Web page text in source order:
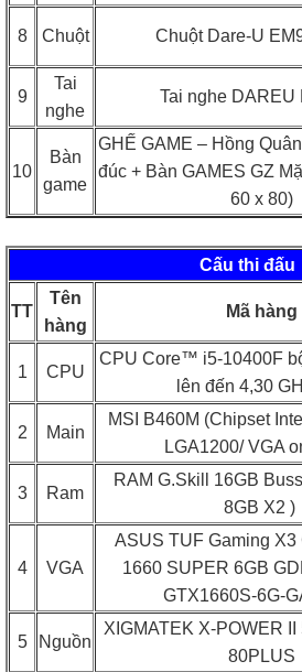
8 Chuột Chuột Dare-U
9
Tai
nghe
Tai nghe DAREU
10
Bàn
game
GHẾ GAME – Hồng
đúc + Bàn GAMES GZ
60 x 80)
Cấu thi đấu
TT
Tên
hàng
Mã hàng
1 CPU
CPU Core™ i5-10400F
lên đến 4,30
2 Main
MSI B460M (Chipset
LGA1200/ VGA
3 Ram
RAM G.Skill 16GB
8GB X2 )
4 VGA
ASUS TUF Gaming X3
1660 SUPER 6GB
GTX1660S-6G-
5 Nguồn
XIGMATEK X-POWER
80PLUS